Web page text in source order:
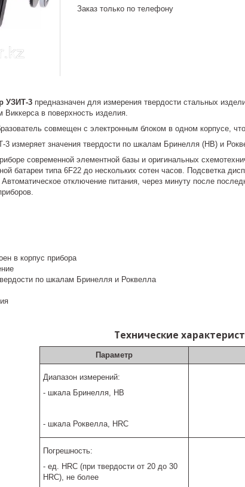
Заказ только по телефону
УЗИТ-3 предназначен для измерения твердости стальных
Виккерса в поверхность изделия.
совмещен с электронным блоком в одном корпусе,
3 измеряет значения твердости по шкалам Бринелля (НВ) и
современной элементной базы и оригинальных
батареи типа 6F22 до нескольких сотен часов. Подсветка
отключение питания, через минуту после
в корпус прибора
по шкалам Бринелля и Роквелла
Технические
Параметр
Диапазон измерений:
- шкала Бринелля, HB
- шкала Роквелла, HRC
Погрешность:
- ед. HRC (при твердости от 20 до 30
HRC), не более